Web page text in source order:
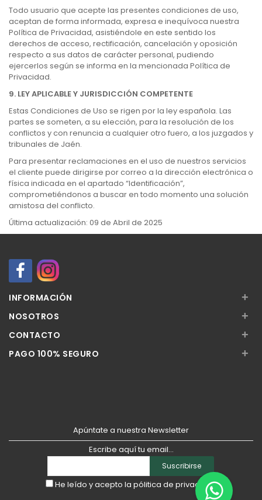
Todo usuario que acepte las presentes condiciones de uso,
aceptan de forma informada, expresa e inequívoca nuestra
Política de Privacidad, asistiéndole en este sentido los
derechos de acceso, rectificación, cancelación y oposición
respecto a sus datos de carácter personal, pudiendo
ejercerlos según se informa en la mencionada Política de
Privacidad.
9. LEY APLICABLE Y JURISDICCIÓN COMPETENTE
Estas Condiciones de Uso se rigen por la ley española. Las
partes se someten, a su elección, para la resolución de los
conflictos y con renuncia a cualquier otro fuero, a los juzgados y
tribunales de Jaén.
Para presentar reclamaciones en el uso de nuestros servicios
el cliente puede dirigirse por correo a la dirección electrónica o
física indicada en el apartado “Identificación”,
comprometiéndonos a buscar en todo momento una solución
amistosa del conflicto.
Última actualización: 09 de Abril de 2025
INFORMACIÓN +
NOSOTROS +
CONTACTO +
PAGO 100% SEGURO +
Apúntate a nuestra Newsletter
Escribe aquí tu email...
Suscribirse
He leído y acepto la pólitica de privacidad